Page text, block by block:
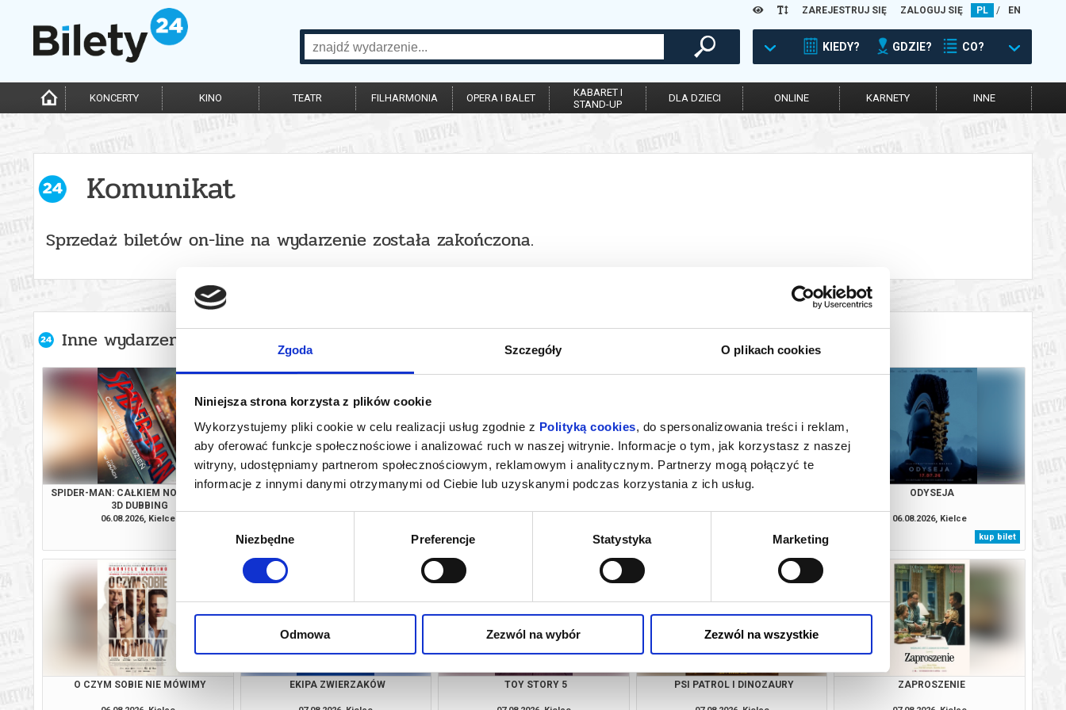
Zgoda Szczegóły O plikach cookies
Niniejsza strona korzysta z plików cookie
Wykorzystujemy pliki cookie w celu realizacji usług zgodnie z Polityką cookies, do spersonalizowania treści i reklam,
aby oferować funkcje społecznościowe i analizować ruch w naszej witrynie. Informacje o tym, jak korzystasz z naszej
witryny, udostępniamy partnerom społecznościowym, reklamowym i analitycznym. Partnerzy mogą połączyć te
informacje z innymi danymi otrzymanymi od Ciebie lub uzyskanymi podczas korzystania z ich usług.
Niezbędne Preferencje Statystyka Marketing
Odmowa Zezwól na wybór Zezwól na wszystkie
ZAREJESTRUJ SIĘ ZALOGUJ SIĘ PL / EN
KIEDY? GDZIE? CO?
KONCERTY KINO TEATR FILHARMONIA OPERA I BALET
KABARET I
STAND-UP
DLA DZIECI ONLINE KARNETY INNE
Komunikat
Sprzedaż biletów on-line na wydarzenie została zakończona.
Inne wydarzenia organizatora
SPIDER-MAN: CAŁKIEM NOWY DZIEŃ -
3D DUBBING
06.08.2026, Kielce
EKIPA ZWIERZAKÓW
kup bilet
TAKIE JEST ŻYCIE
kup bilet
SPIDER-MAN: CAŁKIEM NOWY DZIEŃ -
kup bilet
ODYSEJA
06.08.2026, Kielce
kup bilet
O CZYM SOBIE NIE MÓWIMY EKIPA ZWIERZAKÓW TOY STORY 5 PSI PATROL I DINOZAURY ZAPROSZENIE